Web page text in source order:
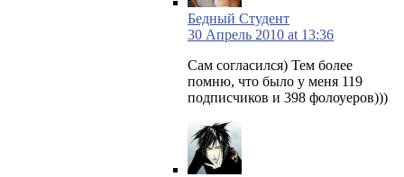
Бедный Студент
30 Апрель 2010 at 13:36
Сам согласился) Тем более
помню, что было у меня 119
подписчиков и 398 фолоуеров)))